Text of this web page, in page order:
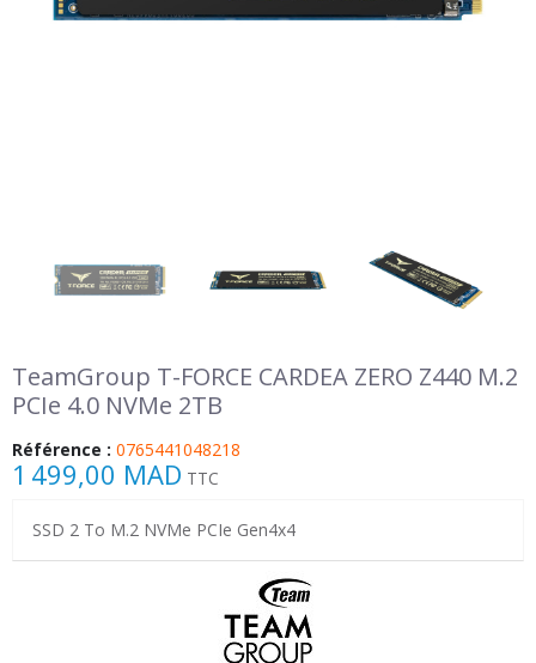
TeamGroup T-FORCE CARDEA ZERO Z440 M.2
PCIe 4.0 NVMe 2TB
Référence : 0765441048218
1 499,00 MAD TTC
SSD 2 To M.2 NVMe PCIe Gen4x4